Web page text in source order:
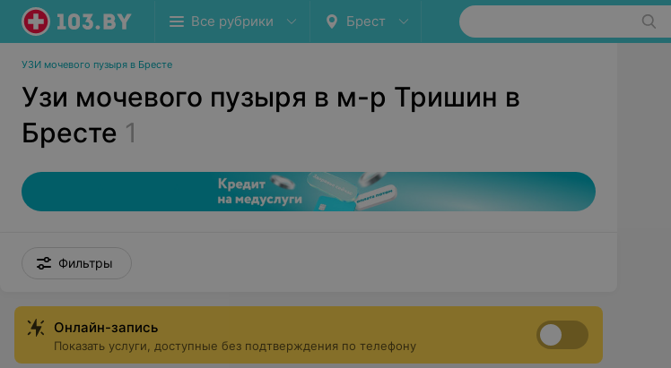
Все рубрики Брест
УЗИ мочевого пузыря в Бресте
Узи мочевого пузыря в м-р Тришин в
Бресте 1
Фильтры
Онлайн-запись
Показать услуги, доступные без подтверждения по телефону